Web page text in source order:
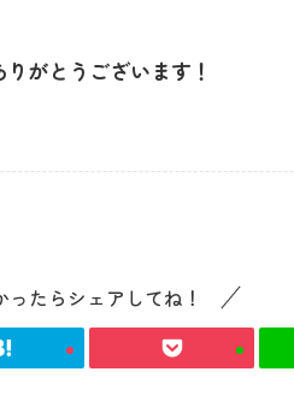
コ
館内
がとうございます！
ったらシェアしてね！